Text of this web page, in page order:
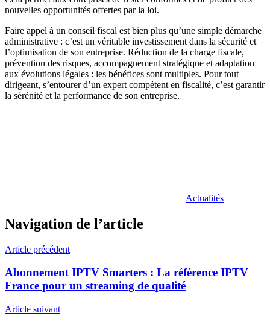
nouvelles opportunités offertes par la loi.
Faire appel à un conseil fiscal est bien plus qu’une simple démarche
administrative : c’est un véritable investissement dans la sécurité et
l’optimisation de son entreprise. Réduction de la charge fiscale,
prévention des risques, accompagnement stratégique et adaptation
aux évolutions légales : les bénéfices sont multiples. Pour tout
dirigeant, s’entourer d’un expert compétent en fiscalité, c’est garantir
la sérénité et la performance de son entreprise.
Actualités
Navigation de l’article
Article précédent
Abonnement IPTV Smarters : La référence IPTV
France pour un streaming de qualité
Article suivant